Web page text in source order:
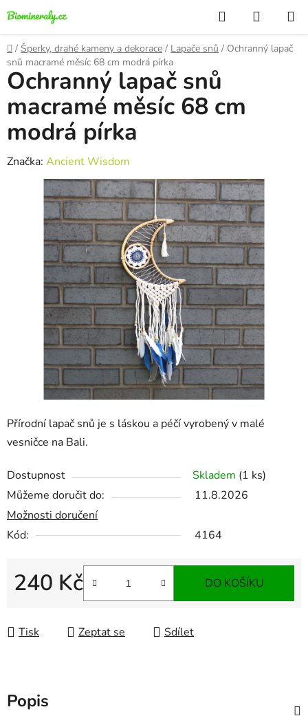
Přejít
na
obsah
Hledat
KOŠÍK
Domů
/ Šperky, drahé kameny a dekorace / Lapače snů / Ochranný lapač
snů macramé měsíc 68 cm modrá pírka
Přírodní lapač snů je s láskou a péčí vyrobený v malé
vesničce na Bali.
Dostupnost Skladem (1 ks)
Můžeme doručit do:
11.8.2026
Možnosti doručení
Kód:
4164
240 Kč DO KOŠÍKU
Tisk Zeptat se Sdílet
Ochranný lapač snů
macramé měsíc 68 cm
modrá pírka
Značka: Ancient Wisdom
Popis